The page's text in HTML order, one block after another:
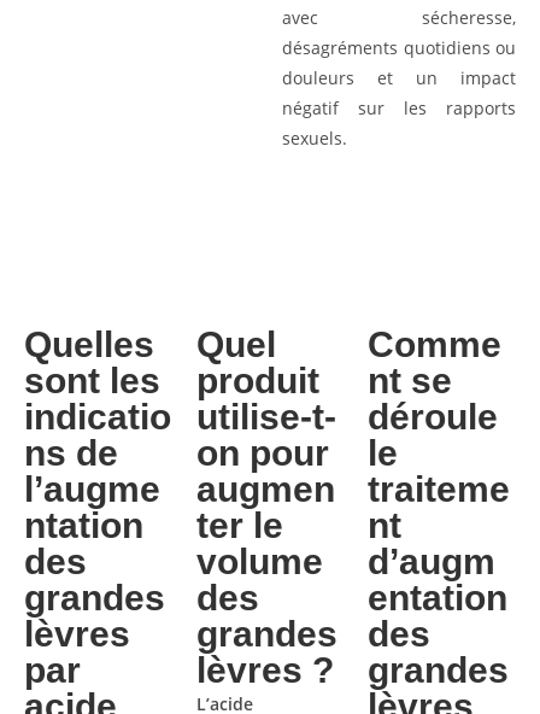
avec sécheresse,
désagréments quotidiens ou
douleurs et un impact
négatif sur les rapports
sexuels.
Quelles
sont les
indicatio
ns de
l’augme
ntation
des
grandes
lèvres
par
Quel
produit
utilise-t-
on pour
augmen
ter le
volume
des
grandes
lèvres ?
L’acide
Comme
nt se
déroule
le
traiteme
nt
d’augm
entation
des
grandes